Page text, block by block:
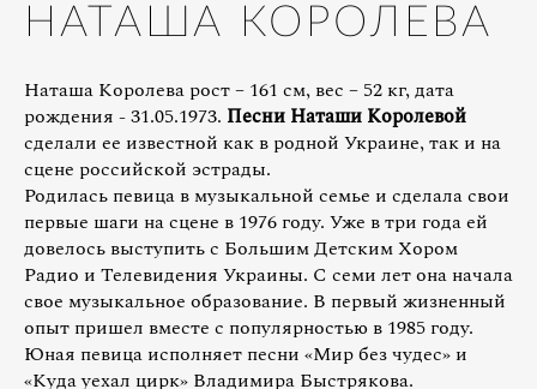
НАТАША КОРОЛЕВА
Наташа Королева рост – 161 см, вес – 52 кг, дата
рождения - 31.05.1973. Песни Наташи Королевой
сделали ее известной как в родной Украине, так и на
сцене российской эстрады.
Родилась певица в музыкальной семье и сделала свои
первые шаги на сцене в 1976 году. Уже в три года ей
довелось выступить с Большим Детским Хором
Радио и Телевидения Украины. С семи лет она начала
свое музыкальное образование. В первый жизненный
опыт пришел вместе с популярностью в 1985 году.
Юная певица исполняет песни «Мир без чудес» и
«Куда уехал цирк» Владимира Быстрякова.